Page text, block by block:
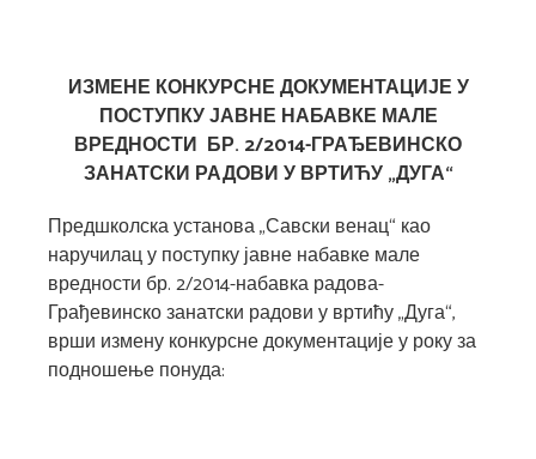
ИЗМЕНЕ КОНКУРСНЕ ДОКУМЕНТАЦИЈЕ У
ПОСТУПКУ ЈАВНЕ НАБАВКЕ МАЛЕ
ВРЕДНОСТИ БР. 2/2014-ГРАЂЕВИНСКО
ЗАНАТСКИ РАДОВИ У ВРТИЋУ „ДУГА“
Предшколска установа „Савски венац“ као
наручилац у поступку јавне набавке мале
вредности бр. 2/2014-набавка радова-
Грађевинско занатски радови у вртићу „Дуга“,
врши измену конкурсне документације у року за
подношење понуда: